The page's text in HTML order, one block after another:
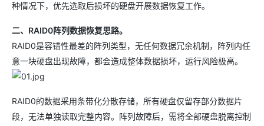
种情况下，优先选取后损坏的硬盘开展数据恢复工作。
二、RAID0阵列数据恢复思路。
RAID0是容错性最差的阵列类型，无任何数据冗余机制，阵列内任
意一块硬盘出现故障，都会造成整体数据损坏，运行风险极高。
RAID0的数据采用条带化分散存储，所有硬盘仅留存部分数据片
段，无法单独读取完整内容。阵列故障后，需将全部硬盘脱离控制